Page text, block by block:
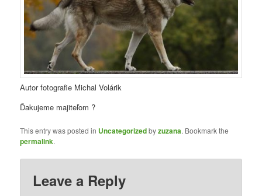
Autor fotografie Michal Volárik
Ďakujeme majiteľom ?
This entry was posted in Uncategorizedbyzuzana. Bookmark the
permalink.
Leave a Reply